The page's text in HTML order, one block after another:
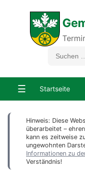
☰ Startseite
Hinweis: Diese
überarbeitet –
kann es zeitweise
ungewohnten
Informationen zu
Verständnis!